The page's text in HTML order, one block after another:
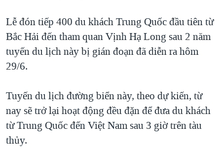
QUAN HỆ VIỆT MỸ
Lễ đón tiếp 400 du khách Trung Quốc đầu tiên từ
Bắc Hải đến tham quan Vịnh Hạ Long sau 2 năm
tuyến du lịch này bị gián đoạn đã diễn ra hôm
29/6.
Tuyến du lịch đường biển này, theo dự kiến, từ
nay sẽ trở lại hoạt động đều đặn để đưa du khách
từ Trung Quốc đến Việt Nam sau 3 giờ trên tàu
thủy.